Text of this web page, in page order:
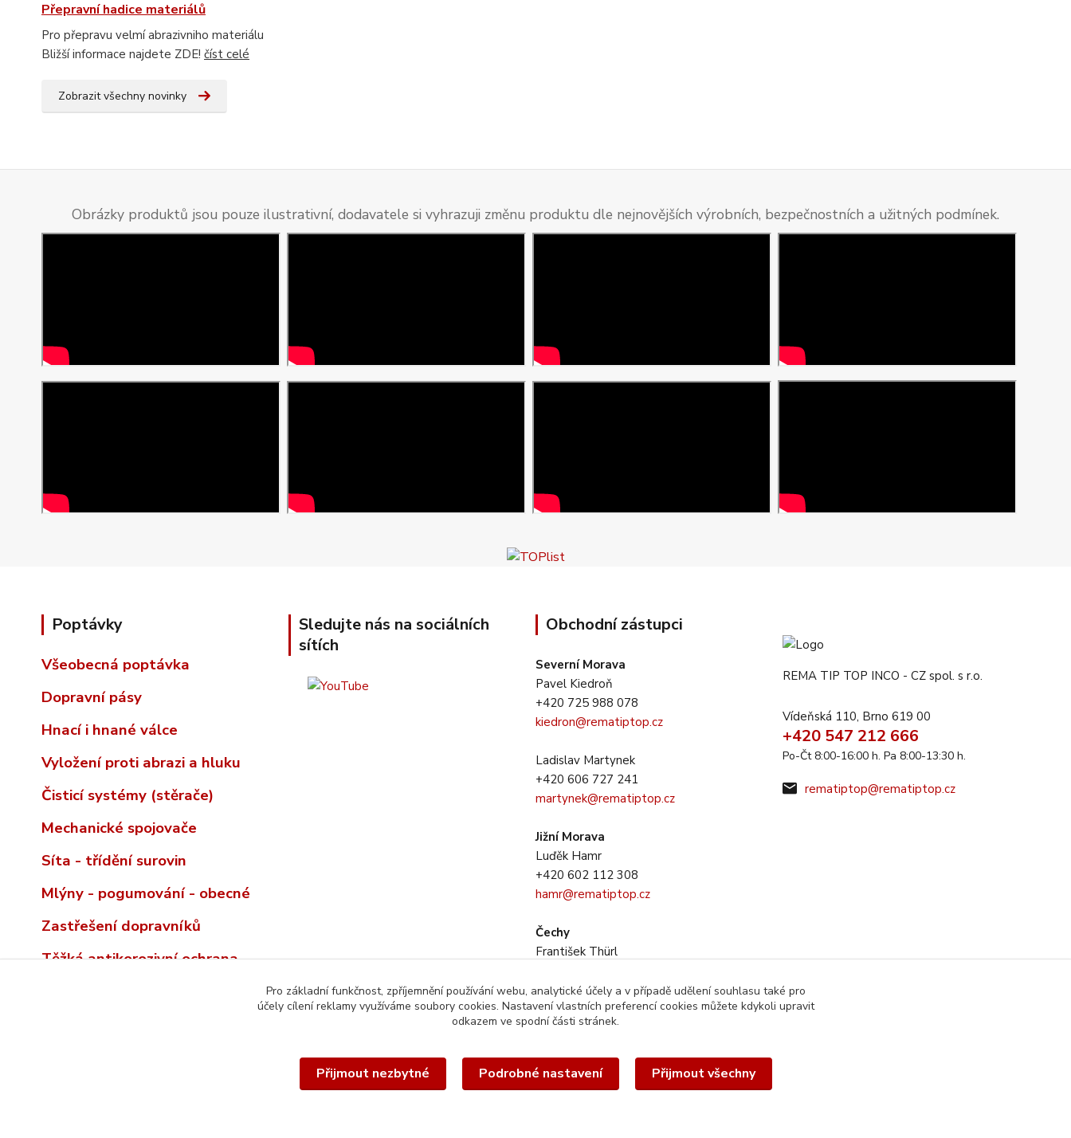
Přepravní hadice materiálů
Pro přepravu velmí abrazivniho materiálu
Bližší informace najdete ZDE! číst celé
Zobrazit všechny novinky
Obrázky produktů jsou pouze ilustrativní, dodavatele si vyhrazuji změnu produktu dle nejnovějších výrobních, bezpečnostních a užitných podmínek.
Poptávky
Všeobecná poptávka
Dopravní pásy
Hnací i hnané válce
Vyložení proti abrazi a hluku
Čisticí systémy (stěrače)
Mechanické spojovače
Síta - třídění surovin
Mlýny - pogumování - obecné
Zastřešení dopravníků
Těžká antikorozivní ochrana
Sledujte nás na sociálních
sítích
Obchodní zástupci
Severní Morava
Pavel Kiedroň
+420 725 988 078
kiedron@rematiptop.cz
Ladislav Martynek
+420 606 727 241
martynek@rematiptop.cz
Jižní Morava
Luďěk Hamr
+420 602 112 308
hamr@rematiptop.cz
Čechy
František Thürl
thurl@rematiptop.cz
REMA TIP TOP INCO - CZ spol. s r.o.
Vídeňská 110, Brno 619 00
+420 547 212 666
Po-Čt 8:00-16:00 h. Pa 8:00-13:30 h.
rematiptop@rematiptop.cz
© 2026 REMA TIP-TOP INCO-CZ spol. s r.o. | Veškerý obsah této webové stránky je chráněn
Pro základní funkčnost, zpříjemnění používání webu, analytické účely a v případě udělení souhlasu také pro
účely cílení reklamy využíváme soubory cookies. Nastavení vlastních preferencí cookies můžete kdykoli upravit
odkazem ve spodní části stránek.
Přijmout nezbytné Podrobné nastavení Přijmout všechny